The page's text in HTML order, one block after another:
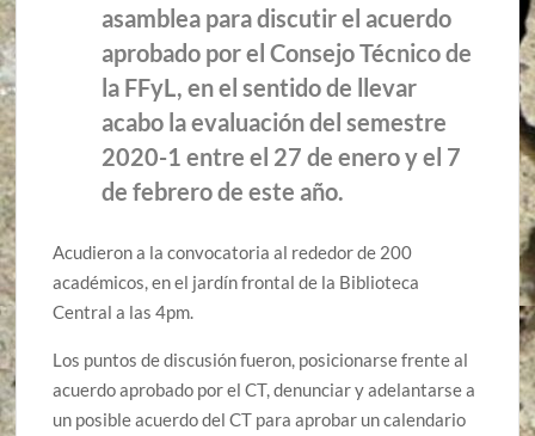
asamblea para discutir el acuerdo
aprobado por el Consejo Técnico de
la FFyL, en el sentido de llevar
acabo la evaluación del semestre
2020-1 entre el 27 de enero y el 7
de febrero de este año.
Acudieron a la convocatoria al rededor de 200
académicos, en el jardín frontal de la Biblioteca
Central a las 4pm.
Los puntos de discusión fueron, posicionarse frente al
acuerdo aprobado por el CT, denunciar y adelantarse a
un posible acuerdo del CT para aprobar un calendario